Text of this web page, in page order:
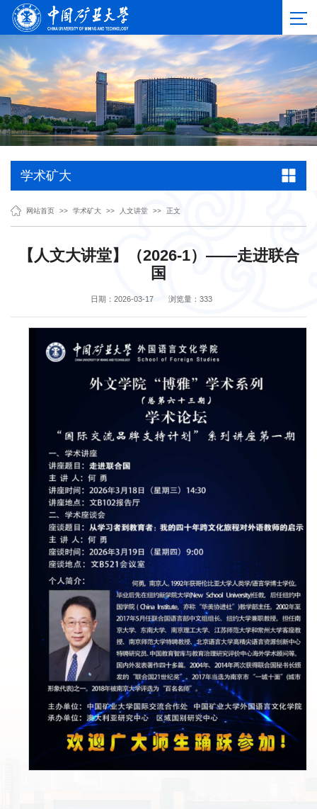
学术矿大
网站首页 >> 学术矿大 >> 人文讲堂 >> 正文
【人文大讲堂】（2026-1）——走进联合
国
日期：2026-03-17 浏览量： 333